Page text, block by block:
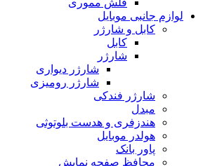
فلش مموری
لوازم جانبی موبایل
کابل و شارژر
کابل
شارژر
شارژر دیواری
شارژر رومیزی
شارژر فندکی
مبدل
هندزفری و هدست بلوتوثی
هولدر موبایل
پاور بانک
محافظ صفحه نمایش